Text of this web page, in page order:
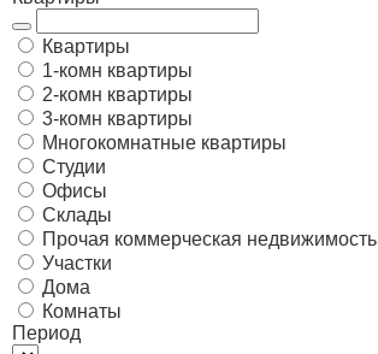
Квартиры
1-комн квартиры
2-комн квартиры
3-комн квартиры
Многокомнатные квартиры
Студии
Офисы
Склады
Прочая коммерческая недвижимость
Участки
Дома
Комнаты
Период